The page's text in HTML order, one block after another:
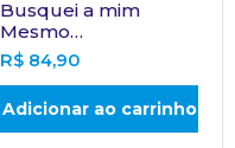
Busquei a mim
Mesmo…
R$ 84,90
Adicionar ao carrinho